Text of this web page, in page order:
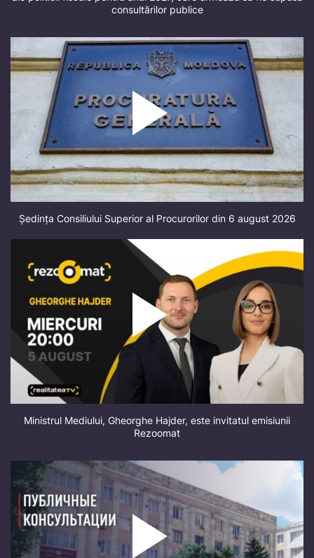
consultărilor publice
Ședința Consiliului Superior al Procurorilor din 6 august 2026
Ministrul Mediului, Gheorghe Hajder, este invitatul emisiunii
Rezoomat